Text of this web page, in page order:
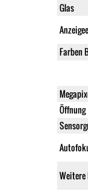
Glas
Farben
Öffnung